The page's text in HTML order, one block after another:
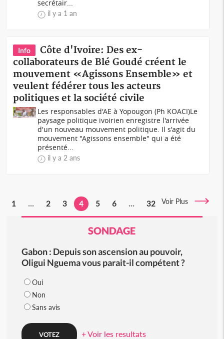
secrétair...
il y a 1 an
Info
Côte d'Ivoire: Des ex-
collaborateurs de Blé Goudé créent le
mouvement «Agissons Ensemble» et
veulent fédérer tous les acteurs
politiques et la société civile
Les responsables d'AE à Yopougon (Ph KOACI)Le
paysage politique ivoirien enregistre l'arrivée
d'un nouveau mouvement politique. Il s'agit du
mouvement "Agissons ensemble" qui a été
présenté...
il y a 2 ans
1 ... 2 3 4 5 6 ... 32 Voir Plus
SONDAGE
Gabon : Depuis son ascension au pouvoir,
Oligui Nguema vous parait-il compétent ?
Oui
Non
Sans avis
+ Voir les resultats